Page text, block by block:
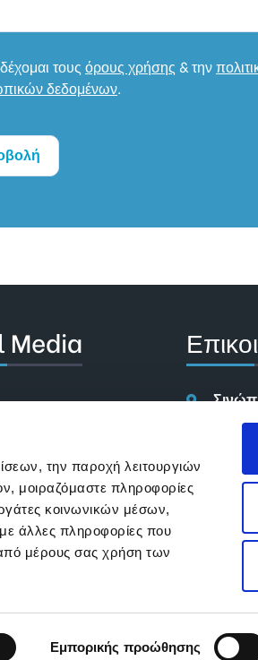
την παροχή λειτουργιών
μοιραζόμαστε πληροφορίες
κοινωνικών μέσων,
άλλες πληροφορίες που
μέρους σας χρήση των
Εμπορικής προώθησης
τους όρους χρήσης & την
δεδομένων.
Media
Αθήνα
+30